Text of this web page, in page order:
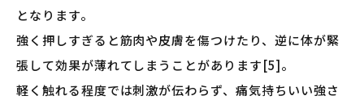
となります。
強く押しすぎると筋肉や皮膚を傷つけたり、逆に体が緊
張して効果が薄れてしまうことがあります[5]。
軽く触れる程度では刺激が伝わらず、痛気持ちいい強さ